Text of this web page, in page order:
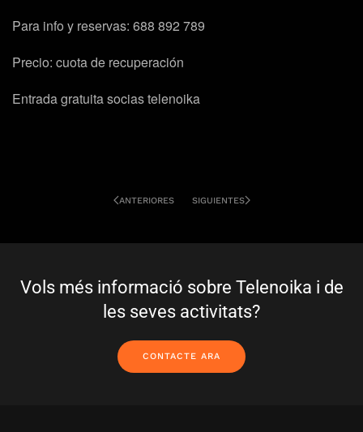
Para info y reservas: 688 892 789
Precio: cuota de recuperación
Entrada gratuita socias telenoika
ANTERIORES SIGUIENTES
Vols més informació sobre Telenoika i de
les seves activitats?
CONTACTE ARA